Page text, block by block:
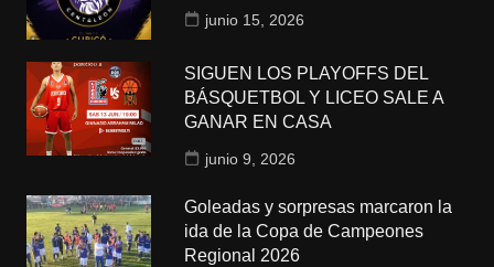
junio 15, 2026
SIGUEN LOS PLAYOFFS DEL
BÁSQUETBOL Y LICEO SALE A
GANAR EN CASA
junio 9, 2026
Goleadas y sorpresas marcaron la
ida de la Copa de Campeones
Regional 2026